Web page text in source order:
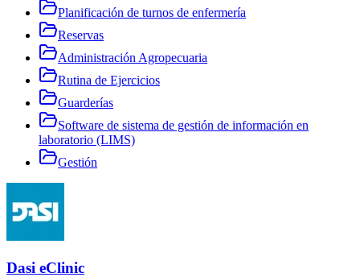
Planificación de turnos de enfermería
Reservas
Administración Agropecuaria
Rutina de Ejercicios
Guarderías
Software de sistema de gestión de información en
laboratorio (LIMS)
Gestión
Dasi eClinic